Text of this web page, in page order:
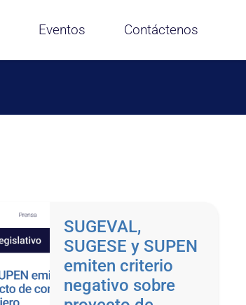
Eventos Contáctenos
SUGEVAL,
SUGESE y SUPEN
emiten criterio
negativo sobre